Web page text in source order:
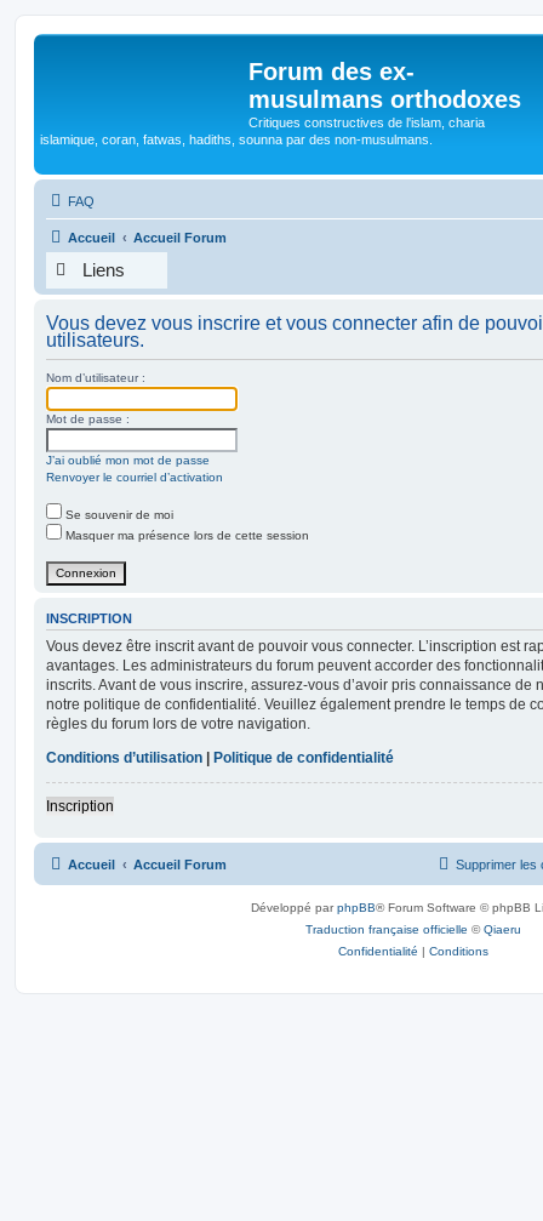
Forum des ex-
musulmans orthodoxes
Critiques constructives de l'islam, charia
islamique, coran, fatwas, hadiths, sounna par des non-musulmans.
FAQ
Accueil Accueil Forum
Liens
Vous devez vous inscrire et vous connecter afin de
utilisateurs.
Nom d’utilisateur :
Mot de passe :
J’ai oublié mon mot de passe
Renvoyer le courriel d’activation
Se souvenir de moi
Masquer ma présence lors de cette session
INSCRIPTION
Vous devez être inscrit avant de pouvoir vous connecter. L’inscription est
avantages. Les administrateurs du forum peuvent accorder des
inscrits. Avant de vous inscrire, assurez-vous d’avoir pris connaissance de
notre politique de confidentialité. Veuillez également prendre le temps de
règles du forum lors de votre navigation.
Conditions d’utilisation
Politique de confidentialité
Inscription
Accueil Accueil Forum Supprimer les
Développé parphpBB® Forum Software © phpBB
Traduction française officielle ©Qiaeru
Confidentialité | Conditions